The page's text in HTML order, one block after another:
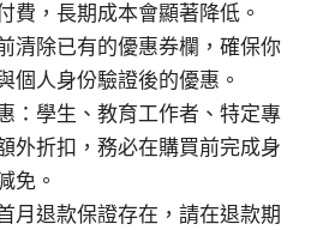
費，長期成本會顯著降低。
清除已有的優惠券欄，確保你
個人身份驗證後的優惠。
：學生、教育工作者、特定專
外折扣，務必在購買前完成身
免。
月退款保證存在，請在退款期